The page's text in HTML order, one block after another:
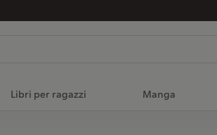
Libri per ragazzi Manga